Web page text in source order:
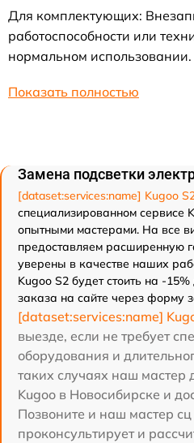
Для комплектующих:
работоспособности или
нормальном использовании.
Показать полностью
Замена подсветки
[dataset:services:name] Kugoo
специализированном сервисе
опытными мастерами. На все
предоставляем расширенную
уверены в качестве наших
Kugoo S2 будет стоить на -
заказа на сайте через форму
[dataset:services:name]
выезде, если не требует
оборудования и
таких случаях наш мастер
Kugoo в Новосибирске и
Позвоните и наш мастер
проконсультирует и